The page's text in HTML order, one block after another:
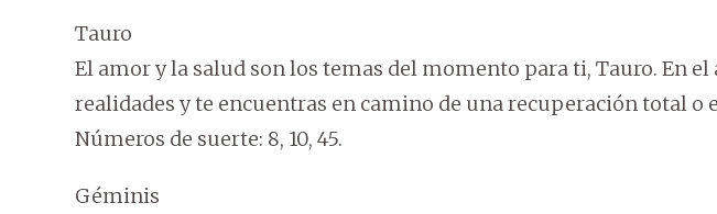
Tauro
El amor y la salud son los temas del momento para ti, Tauro. En
realidades y te encuentras en camino de una recuperación total o
Números de suerte: 8, 10, 45.
Géminis